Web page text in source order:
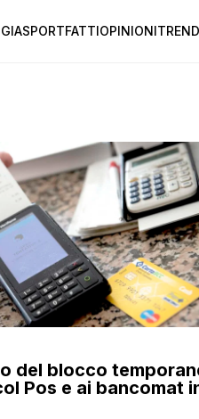
SPORTFATTIOPINIONITREND
del blocco
Pos e ai bancomat